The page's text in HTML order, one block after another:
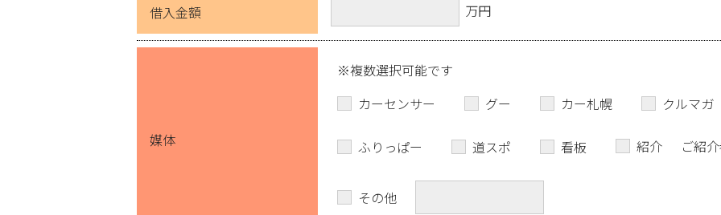
借入金額 万円
媒体
※複数選択可能です
カーセンサー
グー カー札幌 クルマガ
ふりっぱー 道スポ 看板 紹介 ご紹
その他